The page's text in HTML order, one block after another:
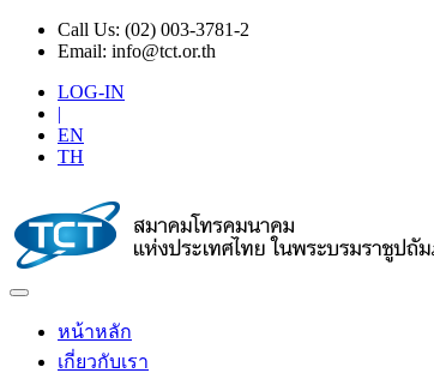
Call Us: (02) 003-3781-2
Email: info@tct.or.th
LOG-IN
|
EN
TH
หน้าหลัก
เกี่ยวกับเรา